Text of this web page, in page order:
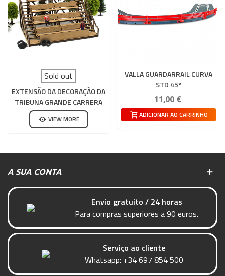
Sold out
EXTENSÃO DA DECORAÇÃO DA
TRIBUNA GRANDE CARRERA
132-124
VIEW MORE
VALLA GUARDARRAIL CURVA
STD 45º
11,00 €
ADICIONAR AO CARRINHO
A SUA CONTA
Envio gratuito / 24 horas
Para compras superiores a 90 euros.
Serviço ao cliente
Whatsapp: +34 697 854 500